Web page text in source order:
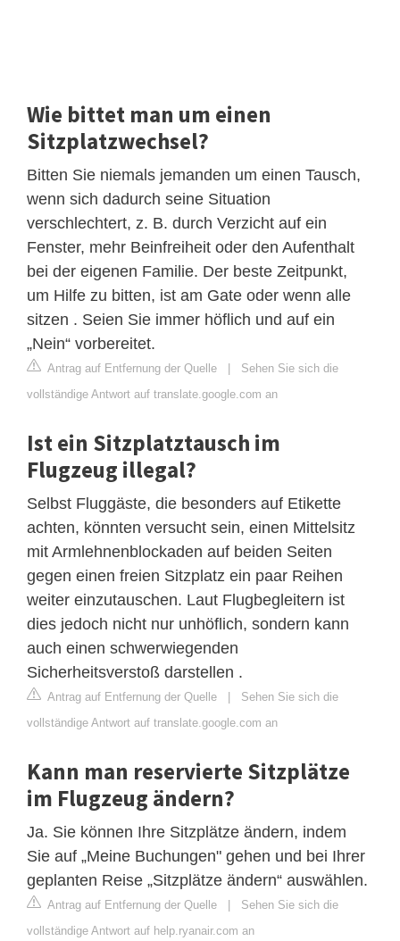
Wie bittet man um einen
Sitzplatzwechsel?
Bitten Sie niemals jemanden um einen Tausch,
wenn sich dadurch seine Situation
verschlechtert, z. B. durch Verzicht auf ein
Fenster, mehr Beinfreiheit oder den Aufenthalt
bei der eigenen Familie. Der beste Zeitpunkt,
um Hilfe zu bitten, ist am Gate oder wenn alle
sitzen . Seien Sie immer höflich und auf ein
„Nein“ vorbereitet.
Antrag auf Entfernung der Quelle | Sehen Sie sich die
vollständige Antwort auf translate.google.com an
Ist ein Sitzplatztausch im
Flugzeug illegal?
Selbst Fluggäste, die besonders auf Etikette
achten, könnten versucht sein, einen Mittelsitz
mit Armlehnenblockaden auf beiden Seiten
gegen einen freien Sitzplatz ein paar Reihen
weiter einzutauschen. Laut Flugbegleitern ist
dies jedoch nicht nur unhöflich, sondern kann
auch einen schwerwiegenden
Sicherheitsverstoß darstellen .
Antrag auf Entfernung der Quelle | Sehen Sie sich die
vollständige Antwort auf translate.google.com an
Kann man reservierte Sitzplätze
im Flugzeug ändern?
Ja. Sie können Ihre Sitzplätze ändern, indem
Sie auf „Meine Buchungen" gehen und bei Ihrer
geplanten Reise „Sitzplätze ändern“ auswählen.
Antrag auf Entfernung der Quelle | Sehen Sie sich die
vollständige Antwort auf help.ryanair.com an